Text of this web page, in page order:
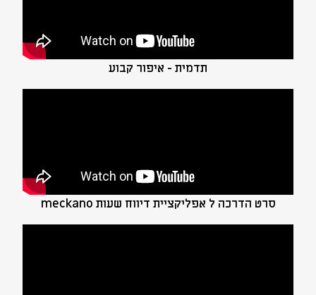
תדמית - איפור קבוע
סרט הדרכה ל אפליקציית דיווח שעות meckano